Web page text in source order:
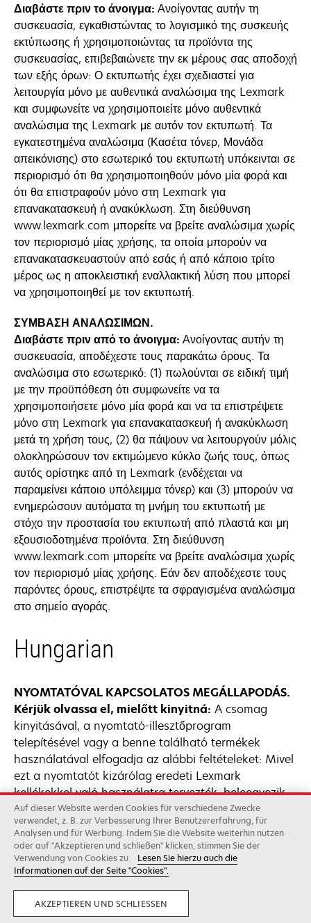
Διαβάστε πριν το άνοιγμα: Ανοίγοντας αυτήν τη
συσκευασία, εγκαθιστώντας το λογισμικό της συσκευής
εκτύπωσης ή χρησιμοποιώντας τα προϊόντα της
συσκευασίας, επιβεβαιώνετε την εκ μέρους σας αποδοχή
των εξής όρων: Ο εκτυπωτής έχει σχεδιαστεί για
λειτουργία μόνο με αυθεντικά αναλώσιμα της Lexmark
και συμφωνείτε να χρησιμοποιείτε μόνο αυθεντικά
αναλώσιμα της Lexmark με αυτόν τον εκτυπωτή. Τα
εγκατεστημένα αναλώσιμα (Κασέτα τόνερ, Μονάδα
απεικόνισης) στο εσωτερικό του εκτυπωτή υπόκεινται σε
περιορισμό ότι θα χρησιμοποιηθούν μόνο μία φορά και
ότι θα επιστραφούν μόνο στη Lexmark για
επανακατασκευή ή ανακύκλωση. Στη διεύθυνση
www.lexmark.com μπορείτε να βρείτε αναλώσιμα χωρίς
τον περιορισμό μίας χρήσης, τα οποία μπορούν να
επανακατασκευαστούν από εσάς ή από κάποιο τρίτο
μέρος ως η αποκλειστική εναλλακτική λύση που μπορεί
να χρησιμοποιηθεί με τον εκτυπωτή.
ΣΥΜΒΑΣΗ ΑΝΑΛΩΣΙΜΩΝ.
Διαβάστε πριν από το άνοιγμα: Ανοίγοντας αυτήν τη
συσκευασία, αποδέχεστε τους παρακάτω όρους. Τα
αναλώσιμα στο εσωτερικό: (1) πωλούνται σε ειδική τιμή
με την προϋπόθεση ότι συμφωνείτε να τα
χρησιμοποιήσετε μόνο μία φορά και να τα επιστρέψετε
μόνο στη Lexmark για επανακατασκευή ή ανακύκλωση
μετά τη χρήση τους, (2) θα πάψουν να λειτουργούν μόλις
ολοκληρώσουν τον εκτιμώμενο κύκλο ζωής τους, όπως
αυτός ορίστηκε από τη Lexmark (ενδέχεται να
παραμείνει κάποιο υπόλειμμα τόνερ) και (3) μπορούν να
ενημερώσουν αυτόματα τη μνήμη του εκτυπωτή με
στόχο την προστασία του εκτυπωτή από πλαστά και μη
εξουσιοδοτημένα προϊόντα. Στη διεύθυνση
www.lexmark.com μπορείτε να βρείτε αναλώσιμα χωρίς
τον περιορισμό μίας χρήσης. Εάν δεν αποδέχεστε τους
παρόντες όρους, επιστρέψτε τα σφραγισμένα αναλώσιμα
στο σημείο αγοράς.
Hungarian
NYOMTATÓVAL KAPCSOLATOS MEGÁLLAPODÁS.
Kérjük olvassa el, mielőtt kinyitná: A csomag
kinyitásával, a nyomtató-illesztőprogram
telepítésével vagy a benne található termékek
használatával elfogadja az alábbi feltételeket: Mivel
ezt a nyomtatót kizárólag eredeti Lexmark
kellékekkel való használatra tervezték, beleegyezik
abba, hogy a nyomtatóval kizárólag eredeti Lexmark
kellékeket használ. A nyomtatóba telepített kellékek
(Festékpatron, Képalkotó egység) a korlátozásnak
megfelelően csak egyszer használhatóak, illetve
azokat a Lexmark vállalatnak küldi vissza
újragyártás vagy újrahasznosítás céljából. A
www.lexmark.com oldalon találja azokat a
Auf dieser Website werden Cookies für verschiedene Zwecke
verwendet, z. B. zur Verbesserung Ihrer Benutzererfahrung, für
Analysen und für Werbung. Indem Sie die Website weiterhin nutzen
oder auf "Akzeptieren und schließen" klicken, stimmen Sie der
Verwendung von Cookies zu.
Lesen Sie hierzu auch die
Informationen auf der Seite "Cookies".
AKZEPTIEREN UND SCHLIESSEN